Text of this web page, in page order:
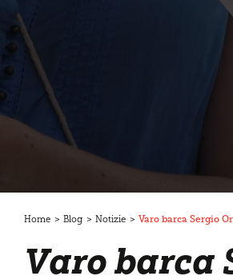
Home > Blog > Notizie > Varo barca Sergio
Varo barca